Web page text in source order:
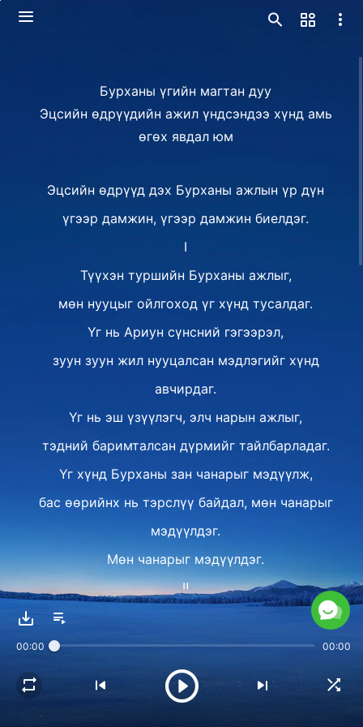
Бурханы үгийн магтан дуу
Эцсийн өдрүүдийн ажил үндсэндээ хүнд амь
өгөх явдал юм
Эцсийн өдрүүд дэх Бурханы ажлын үр дүн
үгээр дамжин, үгээр дамжин биелдэг.
Ⅰ
Түүхэн туршийн Бурханы ажлыг,
мөн нууцыг ойлгоход үг хүнд тусалдаг.
Үг нь Ариун сүнсний гэгээрэл,
зуун зуун жил нууцалсан мэдлэгийг хүнд
авчирдаг.
Үг нь эш үзүүлэгч, элч нарын ажлыг,
тэдний баримталсан дүрмийг тайлбарладаг.
Үг хүнд Бурханы зан чанарыг мэдүүлж,
бас өөрийнх нь тэрслүү байдал, мөн чанарыг
мэдүүлдэг.
Мөн чанарыг мэдүүлдэг.
Ⅱ
Эдгээр ажлын үе шат, хэлэгдсэн бүх үгээр
дамжуулан
хүн Сүнсний ажлыг,
Бурханы махбод болсон биеийн ажлыг,
00:00 00:00